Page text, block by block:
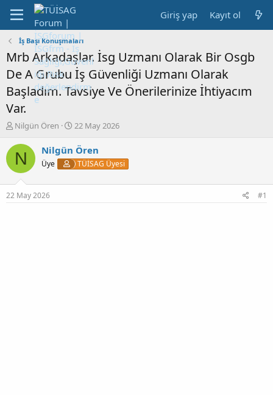
Giriş yap Kayıt ol
İş Başı Konuşmaları
Mrb Arkadaşlar. İsg Uzmanı Olarak Bir Osgb
De A Grubu İş Güvenliği Uzmanı Olarak
Başladım. Tavsiye Ve Önerilerinize İhtiyacım
Var.
K
n
b
u
u
b
Nilgün Ören
B
ş
l
a
22 May 2026
N Nilgün Ören
Üye TÜİSAG Üyesi
22 May 2026 #1